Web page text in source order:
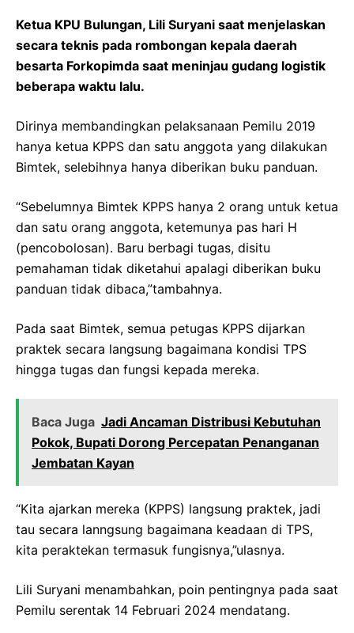
Ketua KPU Bulungan, Lili Suryani saat menjelaskan
secara teknis pada rombongan kepala daerah
besarta Forkopimda saat meninjau gudang logistik
beberapa waktu lalu.
Dirinya membandingkan pelaksanaan Pemilu 2019
hanya ketua KPPS dan satu anggota yang dilakukan
Bimtek, selebihnya hanya diberikan buku panduan.
“Sebelumnya Bimtek KPPS hanya 2 orang untuk ketua
dan satu orang anggota, ketemunya pas hari H
(pencobolosan). Baru berbagi tugas, disitu
pemahaman tidak diketahui apalagi diberikan buku
panduan tidak dibaca,”tambahnya.
Pada saat Bimtek, semua petugas KPPS dijarkan
praktek secara langsung bagaimana kondisi TPS
hingga tugas dan fungsi kepada mereka.
Baca Juga Jadi Ancaman Distribusi Kebutuhan
Pokok, Bupati Dorong Percepatan Penanganan
Jembatan Kayan
“Kita ajarkan mereka (KPPS) langsung praktek, jadi
tau secara lanngsung bagaimana keadaan di TPS,
kita peraktekan termasuk fungisnya,”ulasnya.
Lili Suryani menambahkan, poin pentingnya pada saat
Pemilu serentak 14 Februari 2024 mendatang.